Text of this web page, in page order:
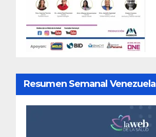
Resumen Semanal Venezuela